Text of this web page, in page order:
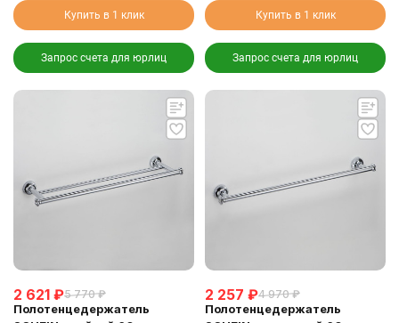
Купить в 1 клик
Запрос счета для юрлиц
Купить в 1 клик
Запрос счета для юрлиц
2 621 ₽5 770 ₽
Полотенцедержатель
2 257 ₽4 970 ₽
Полотенцедержатель